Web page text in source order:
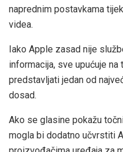
naprednim postavkama
videa.
Iako Apple zasad nije
informacija, sve upućuje
predstavljati jedan od
dosad.
Ako se glasine pokažu
mogla bi dodatno učvrstiti